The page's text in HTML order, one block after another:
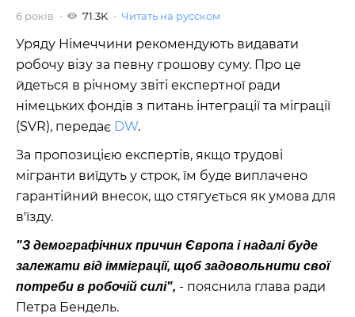
6 років 71.3K Читать на русском
Уряду Німеччини рекомендують видавати
робочу візу за певну грошову суму. Про це
йдеться в річному звіті експертної ради
німецьких фондів з питань інтеграції та міграції
(SVR), передає DW.
За пропозицією експертів, якщо трудові
мігранти виїдуть у строк, їм буде виплачено
гарантійний внесок, що стягується як умова для
в'їзду.
"З демографічних причин Європа і надалі буде
залежати від імміграції, щоб задовольнити свої
потреби в робочій силі", - пояснила глава ради
Петра Бендель.